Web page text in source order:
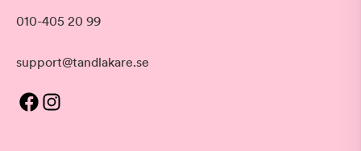
Förmiddag
Eftermiddag
Kväll
Efter klockan 17:00
Sorterar efter första lediga tid
Pris
010-405 20 99
support@tandlakare.se